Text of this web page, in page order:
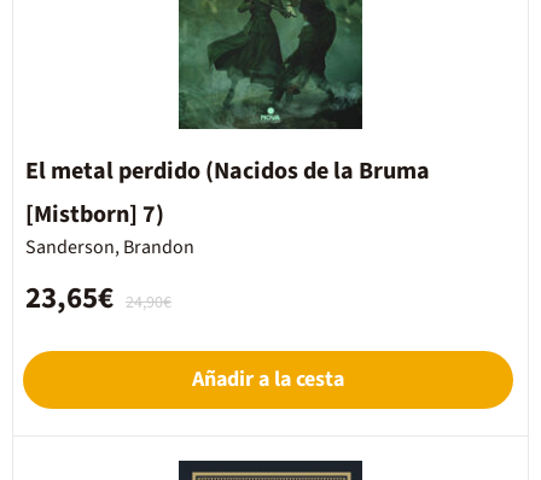
El metal perdido (Nacidos de la Bruma
[Mistborn] 7)
Sanderson, Brandon
24,90€
23,65€
Añadir a la cesta